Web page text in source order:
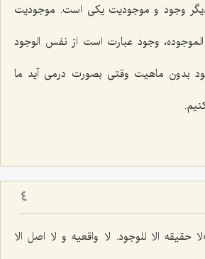
وجود و موجودیت یكى است. موجودیت
وجود عبارت است از نفس الوجود
بدون ماهیت وقتى بصورت درمى آید ما
4
حقیقه الا للوجود. لا واقعیه و لا اصل الا